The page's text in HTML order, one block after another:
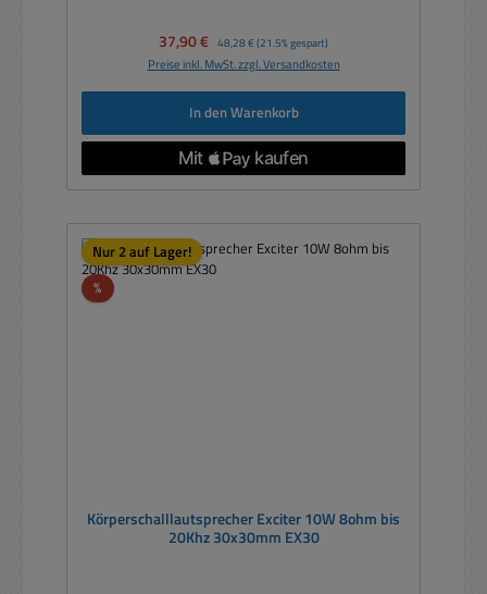
Verkaufspreis:
37,90 € Regulärer Preis:
48,28 € (21.5% gespart)
Preise inkl. MwSt. zzgl. Versandkosten
In den Warenkorb
Nur 2 auf Lager!
%Rabatt
Körperschalllautsprecher Exciter 10W 8ohm bis
20Khz 30x30mm EX30